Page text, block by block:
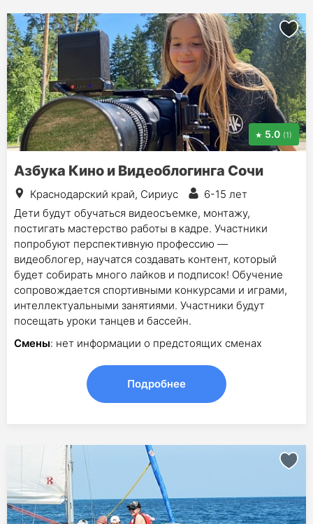
5.0 (1)
Азбука Кино и Видеоблогинга Сочи
Краснодарский край, Сириус
6-15 лет
Дети будут обучаться видеосъемке, монтажу,
постигать мастерство работы в кадре. Участники
попробуют перспективную профессию —
видеоблогер, научатся создавать контент, который
будет собирать много лайков и подписок! Обучение
сопровождается спортивными конкурсами и играми,
интеллектуальными занятиями. Участники будут
посещать уроки танцев и бассейн.
Смены: нет информации о предстоящих сменах
Подробнее